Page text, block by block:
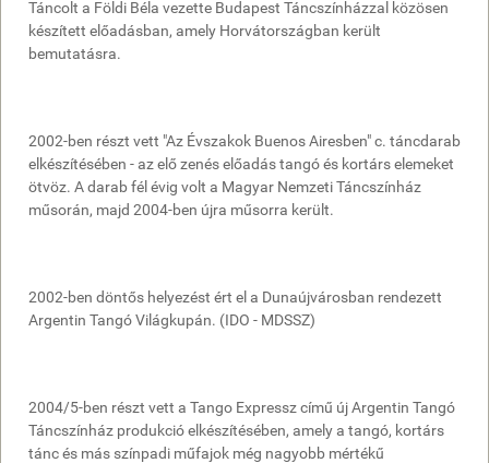
Táncolt a Földi Béla vezette Budapest Táncszínházzal közösen
készített előadásban, amely Horvátországban került
bemutatásra.
2002-ben részt vett "Az Évszakok Buenos Airesben" c. táncdarab
elkészítésében - az elő zenés előadás tangó és kortárs elemeket
ötvöz. A darab fél évig volt a Magyar Nemzeti Táncszínház
műsorán, majd 2004-ben újra műsorra került.
2002-ben döntős helyezést ért el a Dunaújvárosban rendezett
Argentin Tangó Világkupán. (IDO - MDSSZ)
2004/5-ben részt vett a Tango Expressz című új Argentin Tangó
Táncszínház produkció elkészítésében, amely a tangó, kortárs
tánc és más színpadi műfajok még nagyobb mértékű